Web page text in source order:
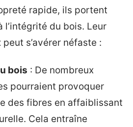
rapide, ils portent
l’intégrité du bois. Leur
s’avérer néfaste :
bois : De nombreux
pourraient provoquer
des fibres en affaiblissant
Cela entraîne